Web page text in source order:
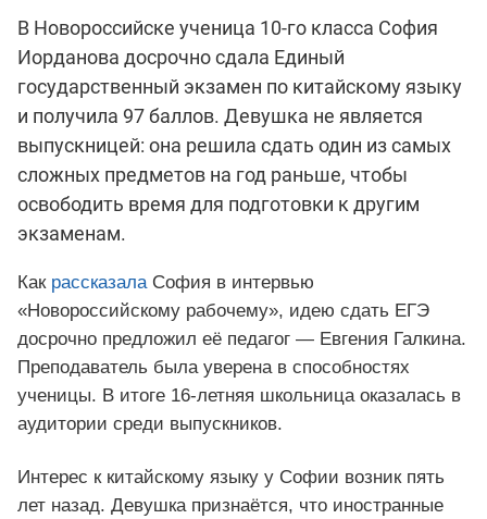
В Новороссийске ученица 10-го класса София
Иорданова досрочно сдала Единый
государственный экзамен по китайскому языку
и получила 97 баллов. Девушка не является
выпускницей: она решила сдать один из самых
сложных предметов на год раньше, чтобы
освободить время для подготовки к другим
экзаменам.
Как рассказалаСофия в интервью
«Новороссийскому рабочему», идею сдать ЕГЭ
досрочно предложил её педагог — Евгения Галкина.
Преподаватель была уверена в способностях
ученицы. В итоге 16-летняя школьница оказалась в
аудитории среди выпускников.
Интерес к китайскому языку у Софии возник пять
лет назад. Девушка признаётся, что иностранные